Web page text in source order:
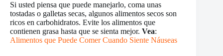
Si usted piensa que puede manejarlo, coma unas
tostadas o galletas secas, algunos alimentos secos son
ricos en carbohidratos. Evite los alimentos que
contienen grasa hasta que se sienta mejor. Vea:
Alimentos que Puede Comer Cuando Siente Náuseas